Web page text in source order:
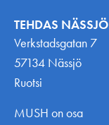
TEHDAS NÄSSJÖ
Verkstadsgatan 7
57134 Nässjö
Ruotsi
MUSH on osa